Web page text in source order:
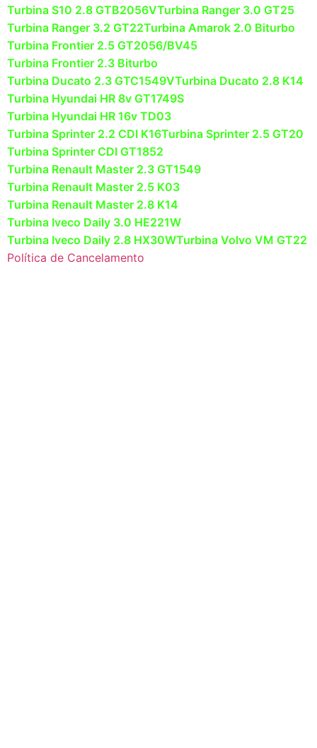
Turbina S10 2.8 GTB2056VTurbina Ranger 3.0 GT25
Turbina Ranger 3.2 GT22Turbina Amarok 2.0 Biturbo
Turbina Frontier 2.5 GT2056/BV45
Turbina Frontier 2.3 Biturbo
Turbina Ducato 2.3 GTC1549VTurbina Ducato 2.8 K14
Turbina Hyundai HR 8v GT1749S
Turbina Hyundai HR 16v TD03
Turbina Sprinter 2.2 CDI K16Turbina Sprinter 2.5 GT20
Turbina Sprinter CDI GT1852
Turbina Renault Master 2.3 GT1549
Turbina Renault Master 2.5 K03
Turbina Renault Master 2.8 K14
Turbina Iveco Daily 3.0 HE221W
Turbina Iveco Daily 2.8 HX30WTurbina Volvo VM GT22
Política de Cancelamento